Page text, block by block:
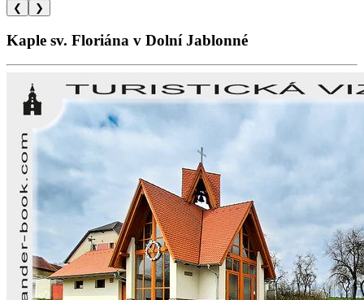
❮ ❯
Kaple sv. Floriána v Dolní Jablonné